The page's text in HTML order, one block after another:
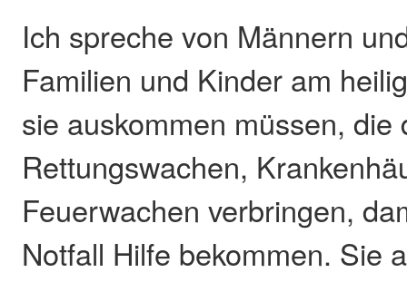
Ich spreche von Männern
Familien und Kinder am
sie auskommen müssen, die
Rettungswachen,
Feuerwachen verbringen,
Notfall Hilfe bekommen. Sie